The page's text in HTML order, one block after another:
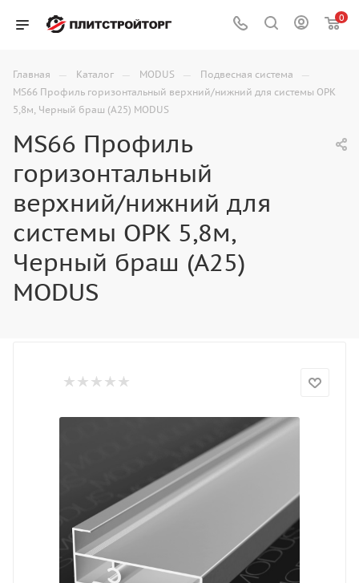
0
Главная — Каталог — MODUS — Подвесная система —
MS66 Профиль горизонтальный верхний/нижний для системы OPK
5,8м, Черный браш (А25) MODUS
MS66 Профиль
горизонтальный
верхний/нижний для
системы OPK 5,8м,
Черный браш (А25)
MODUS